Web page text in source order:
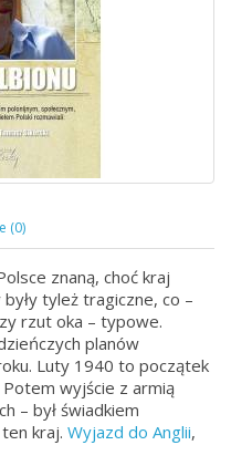
znaną, choć kraj
tyleż tragiczne, co –
rzut oka – typowe.
planów
Luty 1940 to początek
Potem wyjście z armią
– był świadkiem
kraj. Wyjazd do Anglii,